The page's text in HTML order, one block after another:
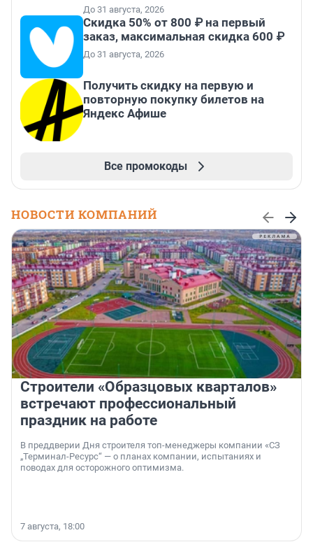
До 31 августа, 2026
Скидка 50% от 800 ₽ на первый
заказ, максимальная скидка 600 ₽
До 31 августа, 2026
Получить скидку на первую и
повторную покупку билетов на
Яндекс Афише
Все промокоды
НОВОСТИ КОМПАНИЙ
Строители «Образцовых кварталов»
встречают профессиональный
праздник на работе
В преддверии Дня строителя топ-менеджеры компании «СЗ
„Терминал-Ресурс“ — о планах компании, испытаниях и
поводах для осторожного оптимизма.
7 августа, 18:00